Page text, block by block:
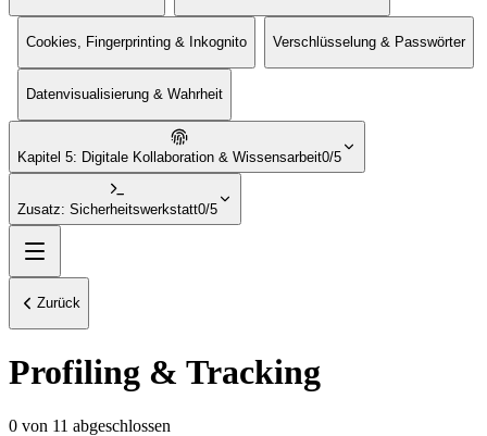
Cookies, Fingerprinting & Inkognito Verschlüsselung & Passwörter
Datenvisualisierung & Wahrheit
Kapitel 5: Digitale Kollaboration & Wissensarbeit0/5
Zusatz: Sicherheitswerkstatt0/5
Zurück
Profiling & Tracking
0 von 11 abgeschlossen